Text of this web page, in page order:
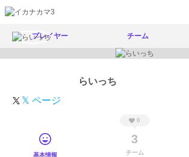
プレイヤー チーム
らいっち
𝕏 ページ
基本情報
0
3
チーム